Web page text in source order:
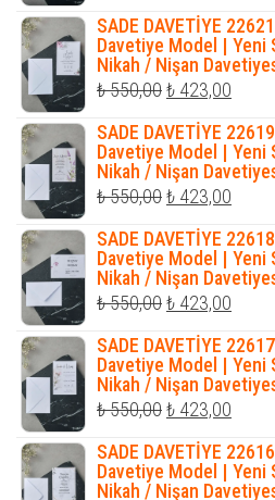
fiyat:
₺ 550,00.
andaki
fiyat:
₺
SADE DAVETİYE
Davetiye Model | Yeni
Nikah / Nişan
₺550,00Orijinal
fiyat:
₺ 550,00.
₺ 423,00
andaki
fiyat:
₺
SADE DAVETİYE
Davetiye Model | Yeni
Nikah / Nişan
₺550,00Orijinal
fiyat:
₺ 550,00.
₺ 423,00
andaki
fiyat:
₺
SADE DAVETİYE
Davetiye Model | Yeni
Nikah / Nişan
₺550,00Orijinal
fiyat:
₺ 550,00.
₺ 423,00
andaki
fiyat:
₺
SADE DAVETİYE
Davetiye Model | Yeni
Nikah / Nişan
₺550,00Orijinal
fiyat:
₺ 550,00.
₺ 423,00
andaki
fiyat:
SADE DAVETİYE
Davetiye Model | Yeni
Nikah / Nişan